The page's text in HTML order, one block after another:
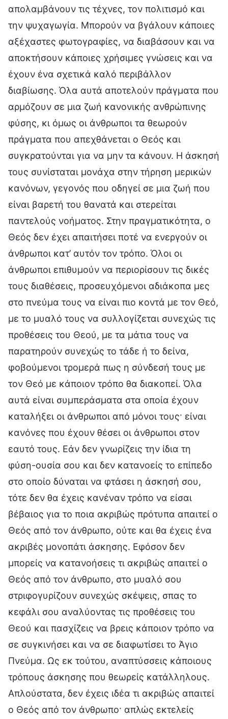
απολαμβάνουν τις τέχνες, τον πολιτισμό και
την ψυχαγωγία. Μπορούν να βγάλουν κάποιες
αξέχαστες φωτογραφίες, να διαβάσουν και να
αποκτήσουν κάποιες χρήσιμες γνώσεις και να
έχουν ένα σχετικά καλό περιβάλλον
διαβίωσης. Όλα αυτά αποτελούν πράγματα που
αρμόζουν σε μια ζωή κανονικής ανθρώπινης
φύσης, κι όμως οι άνθρωποι τα θεωρούν
πράγματα που απεχθάνεται ο Θεός και
συγκρατούνται για να μην τα κάνουν. Η άσκησή
τους συνίσταται μονάχα στην τήρηση μερικών
κανόνων, γεγονός που οδηγεί σε μια ζωή που
είναι βαρετή του θανατά και στερείται
παντελούς νοήματος. Στην πραγματικότητα, ο
Θεός δεν έχει απαιτήσει ποτέ να ενεργούν οι
άνθρωποι κατ’ αυτόν τον τρόπο. Όλοι οι
άνθρωποι επιθυμούν να περιορίσουν τις δικές
τους διαθέσεις, προσευχόμενοι αδιάκοπα μες
στο πνεύμα τους να είναι πιο κοντά με τον Θεό,
με το μυαλό τους να συλλογίζεται συνεχώς τις
προθέσεις του Θεού, με τα μάτια τους να
παρατηρούν συνεχώς το τάδε ή το δείνα,
φοβούμενοι τρομερά πως η σύνδεσή τους με
τον Θεό με κάποιον τρόπο θα διακοπεί. Όλα
αυτά είναι συμπεράσματα στα οποία έχουν
καταλήξει οι άνθρωποι από μόνοι τους· είναι
κανόνες που έχουν θέσει οι άνθρωποι στον
εαυτό τους. Εάν δεν γνωρίζεις την ίδια τη
φύση-ουσία σου και δεν κατανοείς το επίπεδο
στο οποίο δύναται να φτάσει η άσκησή σου,
τότε δεν θα έχεις κανέναν τρόπο να είσαι
βέβαιος για το ποια ακριβώς πρότυπα απαιτεί ο
Θεός από τον άνθρωπο, ούτε και θα έχεις ένα
ακριβές μονοπάτι άσκησης. Εφόσον δεν
μπορείς να κατανοήσεις τι ακριβώς απαιτεί ο
Θεός από τον άνθρωπο, στο μυαλό σου
στριφογυρίζουν συνεχώς σκέψεις, σπας το
κεφάλι σου αναλύοντας τις προθέσεις του
Θεού και πασχίζεις να βρεις κάποιον τρόπο να
σε συγκινήσει και να σε διαφωτίσει το Άγιο
Πνεύμα. Ως εκ τούτου, αναπτύσσεις κάποιους
τρόπους άσκησης που θεωρείς κατάλληλους.
Απλούστατα, δεν έχεις ιδέα τι ακριβώς απαιτεί
ο Θεός από τον άνθρωπο· απλώς εκτελείς